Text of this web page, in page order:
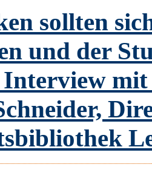
sollten
und der